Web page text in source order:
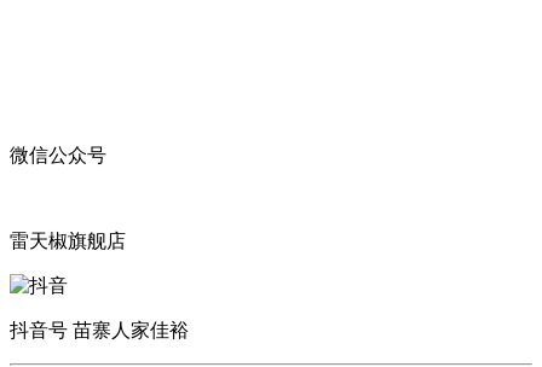
微信公众号
雷天椒旗舰店
抖音号 苗寨人家佳裕